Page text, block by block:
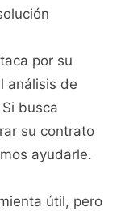
por su
análisis de
busca
su contrato
ayudarle.
útil, pero